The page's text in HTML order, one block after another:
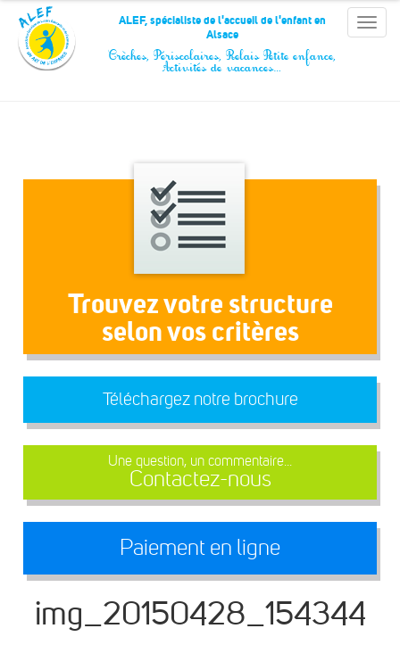
Panneau de gestion des cookies
Toggle
ALEF, spécialiste de l'accueil de l'enfant en
Alsace
Crèches, Périscolaires, Relais Petite enfance,
Activités de vacances…
Trouvez votre structure
selon vos critères
Téléchargez notre brochure
Une question, un commentaire...
Contactez-nous
Paiement en ligne
img_20150428_154344